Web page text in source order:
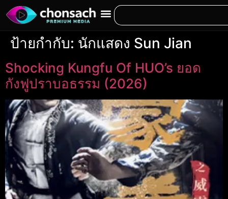
ป้ายกำกับ: นักแสดง Sun Jian
Shocking Kungfu Of HUO’s ยอด
กังฟูปราบอธรรม (2026)